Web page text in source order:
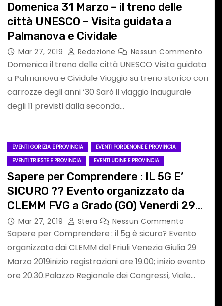
Domenica 31 Marzo – il treno delle
città UNESCO – Visita guidata a
Palmanova e Cividale
Mar 27, 2019 Redazione Nessun Commento
Domenica il treno delle città UNESCO Visita guidata
a Palmanova e Cividale Viaggio su treno storico con
carrozze degli anni ‘30 Sarò il viaggio inaugurale
degli 11 previsti dalla seconda…
EVENTI GORIZIA E PROVINCIA
EVENTI PORDENONE E PROVINCIA
EVENTI TRIESTE E PROVINCIA
EVENTI UDINE E PROVINCIA
Sapere per Comprendere : IL 5G E’
SICURO ?? Evento organizzato da
CLEMM FVG a Grado (GO) Venerdi 29
Marzo
Mar 27, 2019 Stera Nessun Commento
Sapere per Comprendere : il 5g è sicuro? Evento
organizzato dai CLEMM del Friuli Venezia Giulia 29
Marzo 2019inizio registrazioni ore 19.00; inizio evento
ore 20.30.Palazzo Regionale dei Congressi, Viale…
Nessun
Formula 1: il
pagellONE
dell’Hungaroring
2026
Lug 26, 2026 F1 Addicted
Nessun
Commento
SPETTACOLI UDINE